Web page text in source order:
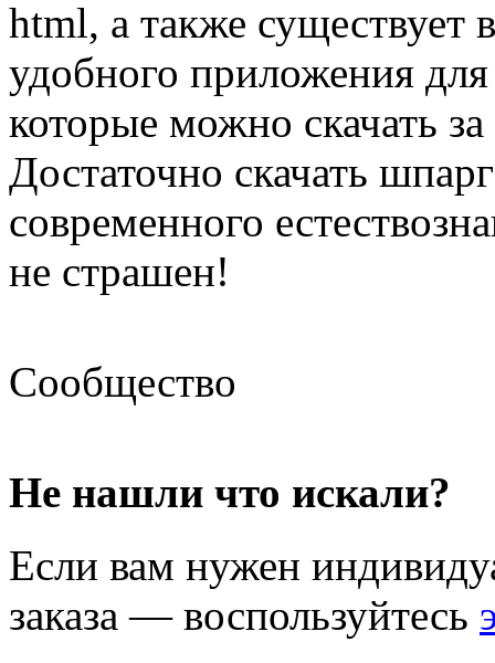
html, а также существует
удобного приложения
которые можно скачать
Достаточно скачать
современного
не страшен!
Сообщество
Не нашли что искали?
Если вам нужен
заказа — воспользуйтесь